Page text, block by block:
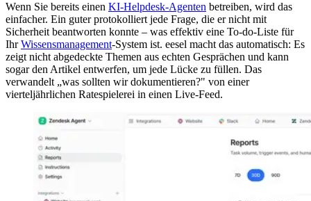
Wenn Sie bereits einen KI-Helpdesk-Agenten betreiben, wird das
einfacher. Ein guter protokolliert jede Frage, die er nicht mit
Sicherheit beantworten konnte – was effektiv eine To-do-Liste für
IhrWissensmanagement-System ist. eesel macht das automatisch: Es
zeigt nicht abgedeckte Themen aus echten Gesprächen und kann
sogar den Artikel entwerfen, um jede Lücke zu füllen. Das
verwandelt „was sollten wir dokumentieren?" von einer
vierteljährlichen Ratespielerei in einen Live-Feed.